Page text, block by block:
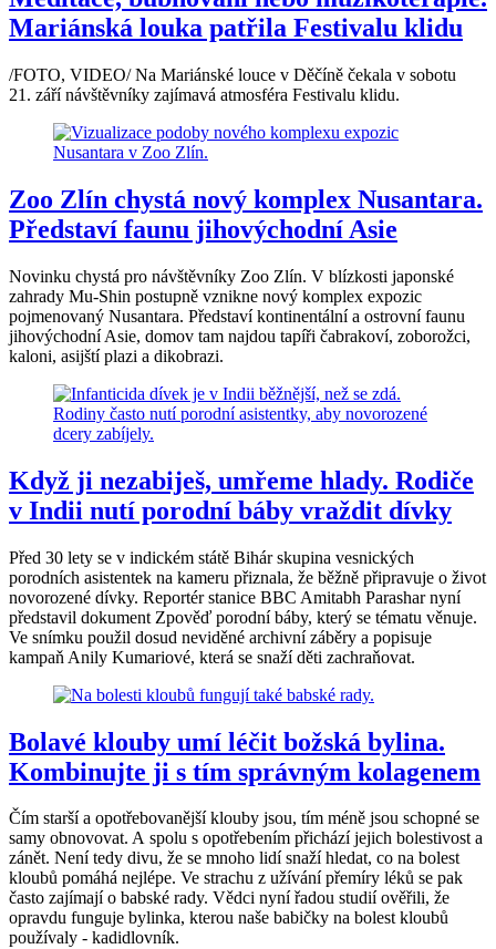
Mariánská louka patřila Festivalu klidu
/FOTO, VIDEO/ Na Mariánské louce v Děčíně čekala v sobotu
21. září návštěvníky zajímavá atmosféra Festivalu klidu.
Zoo Zlín chystá nový komplex Nusantara.
Představí faunu jihovýchodní Asie
Novinku chystá pro návštěvníky Zoo Zlín. V blízkosti japonské
zahrady Mu-Shin postupně vznikne nový komplex expozic
pojmenovaný Nusantara. Představí kontinentální a ostrovní faunu
jihovýchodní Asie, domov tam najdou tapíři čabrakoví, zoborožci,
kaloni, asijští plazi a dikobrazi.
Když ji nezabiješ, umřeme hlady. Rodiče
v Indii nutí porodní báby vraždit dívky
Před 30 lety se v indickém státě Bihár skupina vesnických
porodních asistentek na kameru přiznala, že běžně připravuje o život
novorozené dívky. Reportér stanice BBC Amitabh Parashar nyní
představil dokument Zpověď porodní báby, který se tématu věnuje.
Ve snímku použil dosud neviděné archivní záběry a popisuje
kampaň Anily Kumariové, která se snaží děti zachraňovat.
Bolavé klouby umí léčit božská bylina.
Kombinujte ji s tím správným kolagenem
Čím starší a opotřebovanější klouby jsou, tím méně jsou schopné se
samy obnovovat. A spolu s opotřebením přichází jejich bolestivost a
zánět. Není tedy divu, že se mnoho lidí snaží hledat, co na bolest
kloubů pomáhá nejlépe. Ve strachu z užívání přemíry léků se pak
často zajímají o babské rady. Vědci nyní řadou studií ověřili, že
opravdu funguje bylinka, kterou naše babičky na bolest kloubů
používaly - kadidlovník.